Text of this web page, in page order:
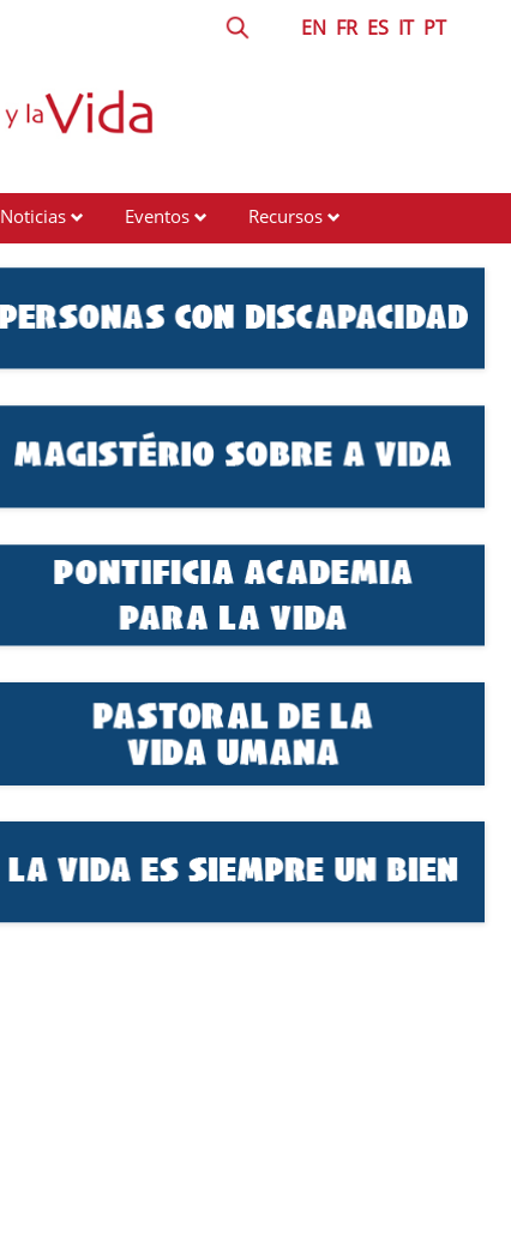
EN FR ES IT PT
Noticias Eventos
Recursos